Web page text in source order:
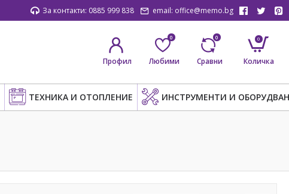
За контакти: 0885 999 838 email: office@memo.bg
Профил Любими
0
Сравни
0
Количка
0
ТЕХНИКА И ОТОПЛЕНИЕ ИНСТРУМЕНТИ И